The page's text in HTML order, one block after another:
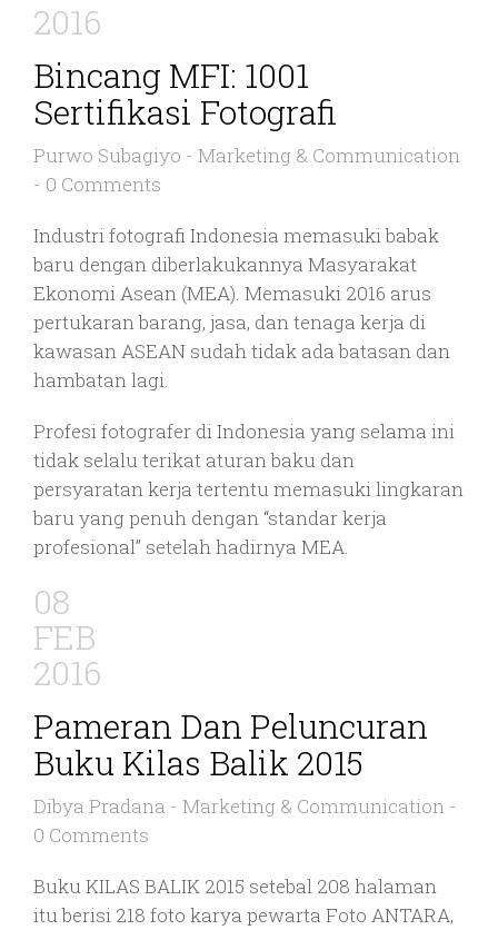
2016
Bincang MFI: 1001
Sertifikasi Fotografi
Purwo Subagiyo - Marketing & Communication
- 0 Comments
Industri fotografi Indonesia memasuki babak
baru dengan diberlakukannya Masyarakat
Ekonomi Asean (MEA). Memasuki 2016 arus
pertukaran barang, jasa, dan tenaga kerja di
kawasan ASEAN sudah tidak ada batasan dan
hambatan lagi.
Profesi fotografer di Indonesia yang selama ini
tidak selalu terikat aturan baku dan
persyaratan kerja tertentu memasuki lingkaran
baru yang penuh dengan “standar kerja
profesional” setelah hadirnya MEA.
08
FEB
2016
Pameran Dan Peluncuran
Buku Kilas Balik 2015
Dibya Pradana - Marketing & Communication -
0 Comments
Buku KILAS BALIK 2015 setebal 208 halaman
itu berisi 218 foto karya pewarta Foto ANTARA,